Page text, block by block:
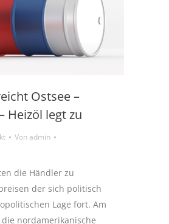
Ostsee –
Heizöl legt zu
Vonadmin
die Händler zu
der sich politisch
Lage fort. Am
nordamerikanische